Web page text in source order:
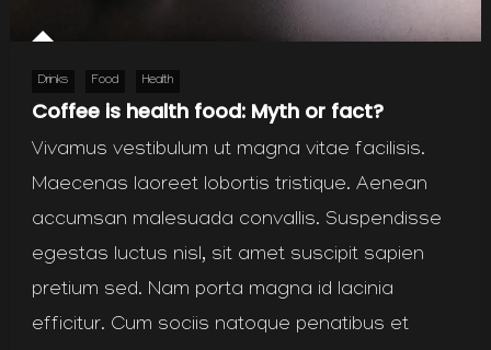
Drinks Food Health
Coffee is health food: Myth or fact?
Vivamus vestibulum ut magna vitae facilisis.
Maecenas laoreet lobortis tristique. Aenean
accumsan malesuada convallis. Suspendisse
egestas luctus nisl, sit amet suscipit sapien
pretium sed. Nam porta magna id lacinia
efficitur. Cum sociis natoque penatibus et